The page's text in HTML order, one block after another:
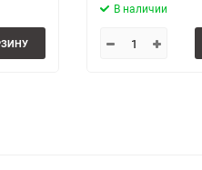
В наличии